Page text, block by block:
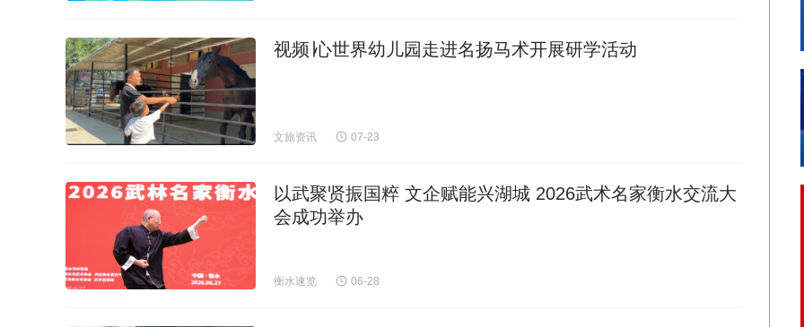
视频∣心世界幼儿园走进名扬马术开展研学活动
文旅资讯 07-23
以武聚贤振国粹 文企赋能兴湖城 2026武术名家衡水交流大
会成功举办
衡水速览 06-28